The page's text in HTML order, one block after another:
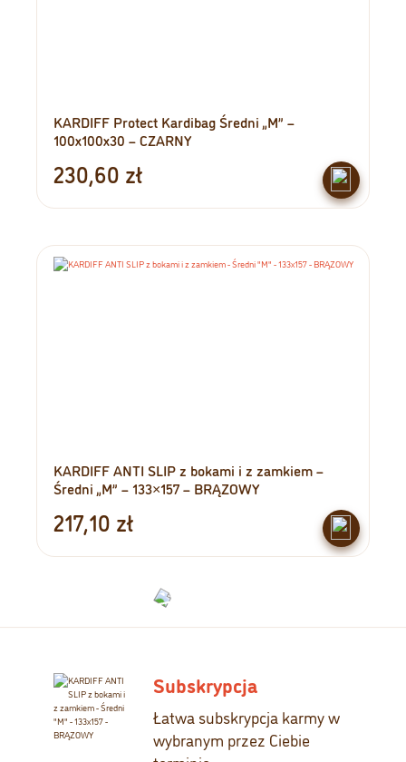
KARDIFF Protect Kardibag Średni „M” –
100x100x30 – CZARNY
230,60 zł
KARDIFF ANTI SLIP z bokami i z zamkiem –
Średni „M” – 133×157 – BRĄZOWY
217,10 zł
Subskrypcja
Łatwa subskrypcja karmy w
wybranym przez Ciebie